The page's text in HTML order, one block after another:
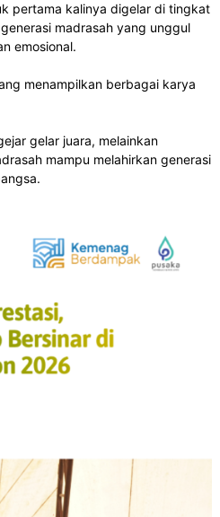
pertama kalinya digelar di tingkat
madrasah yang unggul
emosional.
menampilkan berbagai karya
gelar juara, melainkan
mampu melahirkan generasi